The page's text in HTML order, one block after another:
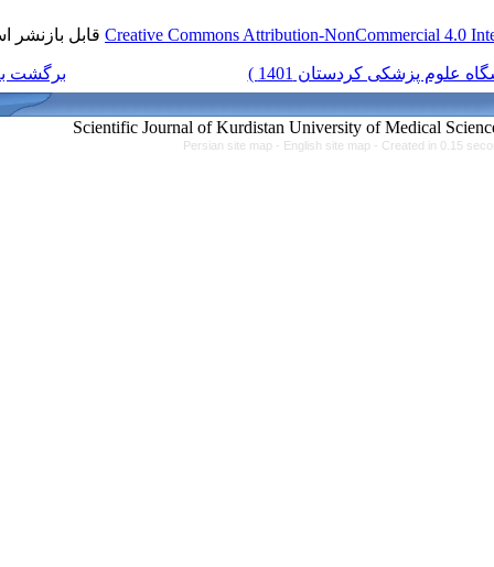
Creative Commonsقابل بازنشر است.
برگشت به فهرست نسخه ها
Persian site map -